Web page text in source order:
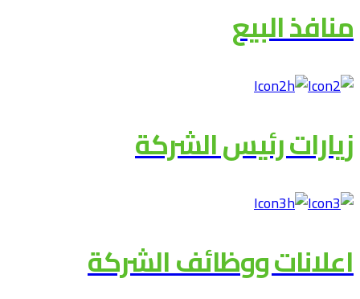
منافذ البيع
زيارات رئيس الشركة
اعلانات ووظائف الشركة